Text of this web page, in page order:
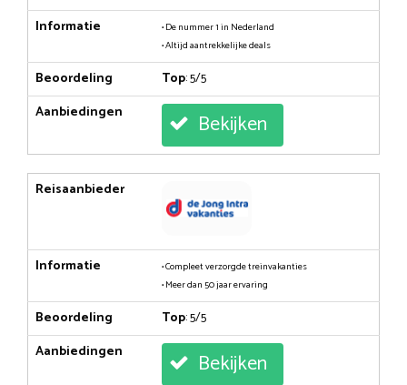
Informatie
• De nummer 1 in Nederland
• Altijd aantrekkelijke deals
Beoordeling Top: 5/5
Aanbiedingen
Bekijken
Reisaanbieder
Informatie
• Compleet verzorgde treinvakanties
• Meer dan 50 jaar ervaring
Beoordeling Top: 5/5
Aanbiedingen
Bekijken